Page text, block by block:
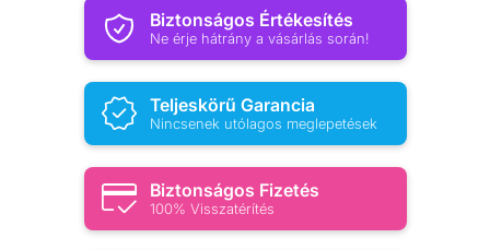
Biztonságos Értékesítés
Ne érje hátrány a vásárlás során!
Teljeskörű Garancia
Nincsenek utólagos meglepetések
Biztonságos Fizetés
100% Visszatérítés